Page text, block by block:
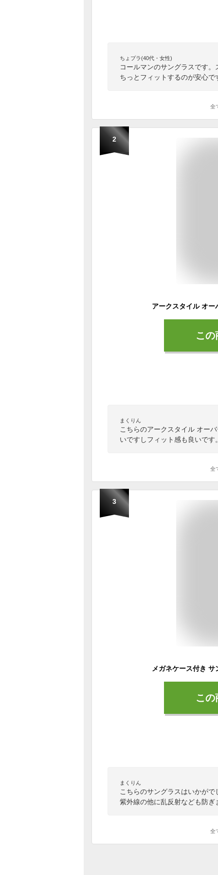
ちょプラ(40代・女性)
コールマンのサングラスです
ちっとフィットするのが安心で
全
2
こ
まくりん
こちらのアークスタイル オー
いですしフィット感も良いです
全
3
こ
まくりん
こちらのサングラスはいかが
紫外線の他に乱反射なども防ぎ
全